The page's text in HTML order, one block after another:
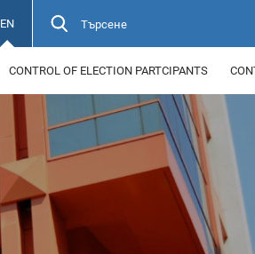
EN Търсене
CONTROL OF ELECTION PARTCIPANTS